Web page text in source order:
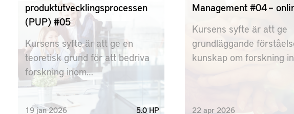
produktutvecklingsprocessen
(PUP) #05
Kursens syfte är att ge en
teoretisk grund för att bedriva
forskning inom
produktutveckling.
19 jan 2026 5.0 HP
Management #04 –
Kursens syfte är att ge
grundläggande
kunskap om forskning
22 apr 2026